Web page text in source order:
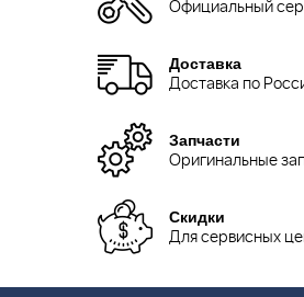
Официальный
Доставка
Доставка по
Запчасти
Оригинальные
Скидки
Для сервисных